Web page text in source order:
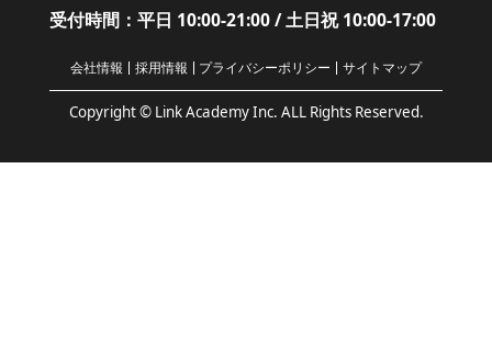
受付時間：平日 10:00-21:00 / 土日祝 10:00-17:00
Copyright © Link Academy Inc. ALL Rights Reserved.
会社情報 採用情報 プライバシーポリシー サイトマップ